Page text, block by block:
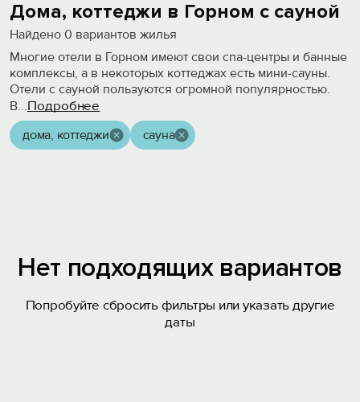
Дома, коттеджи в Горном с сауной
Найдено 0 вариантов жилья
Многие отели в Горном имеют свои спа-центры и банные
комплексы, а в некоторых коттеджах есть мини-сауны.
Отели с сауной пользуются огромной популярностью.
В...Подробнее
дома, коттеджи сауна
Нет подходящих вариантов
Попробуйте сбросить фильтры или указать другие
даты